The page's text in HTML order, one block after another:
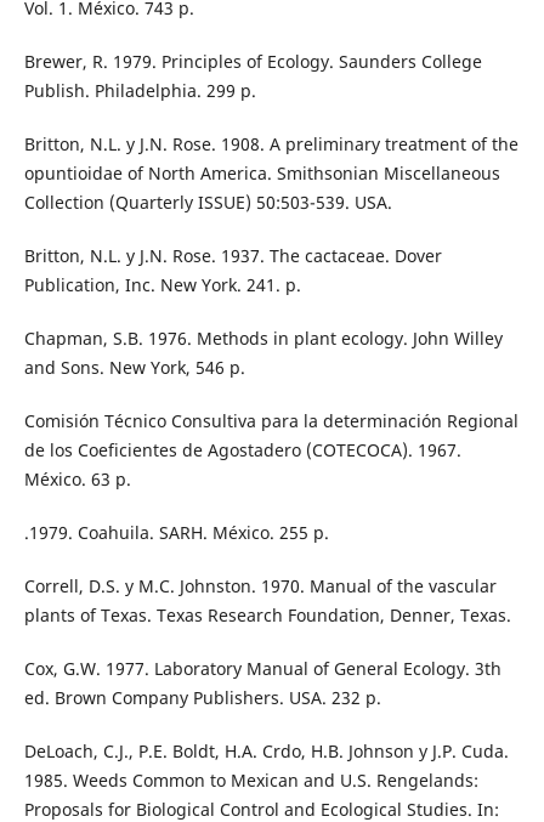
Vol. 1. México. 743 p.
Brewer, R. 1979. Principles of Ecology. Saunders College
Publish. Philadelphia. 299 p.
Britton, N.L. y J.N. Rose. 1908. A preliminary treatment of the
opuntioidae of North America. Smithsonian Miscellaneous
Collection (Quarterly ISSUE) 50:503-539. USA.
Britton, N.L. y J.N. Rose. 1937. The cactaceae. Dover
Publication, Inc. New York. 241. p.
Chapman, S.B. 1976. Methods in plant ecology. John Willey
and Sons. New York, 546 p.
Comisión Técnico Consultiva para la determinación Regional
de los Coeficientes de Agostadero (COTECOCA). 1967.
México. 63 p.
.1979. Coahuila. SARH. México. 255 p.
Correll, D.S. y M.C. Johnston. 1970. Manual of the vascular
plants of Texas. Texas Research Foundation, Denner, Texas.
Cox, G.W. 1977. Laboratory Manual of General Ecology. 3th
ed. Brown Company Publishers. USA. 232 p.
DeLoach, C.J., P.E. Boldt, H.A. Crdo, H.B. Johnson y J.P. Cuda.
1985. Weeds Common to Mexican and U.S. Rengelands:
Proposals for Biological Control and Ecological Studies. In: